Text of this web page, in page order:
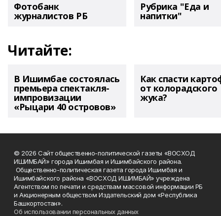
Фотобанк
журналистов РБ
Рубрика "Еда и
напитки"
Читайте:
В Ишимбае состоялась
премьера спектакля-
импровизации
«Рыцари 40 островов»
Как спасти
от колорадского
жука?
© 2026 Сайт общественно-политической газеты «ВОСХОД
ИШИМБАЙ» города Ишимбая и Ишимбайского района.
Общественно-политическая газета города Ишимбая и
Ишимбайского района «ВОСХОД ИШИМБАЙ» учреждена
Агентством по печати и средствам массовой информации РБ
и Акционерным обществом Издательский дом «Республика
Башкортостан».
Об использовании персональных данных